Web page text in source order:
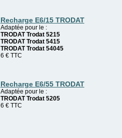
Recharge E6/15 TRODAT
Adaptée pour le :
TRODAT Trodat 5215
TRODAT Trodat 5415
TRODAT Trodat 54045
6 € TTC
Recharge E6/55 TRODAT
Adaptée pour le :
TRODAT Trodat 5205
6 € TTC